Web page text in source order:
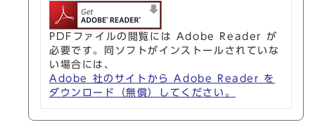
PDFファイルの閲覧には Adobe Reader が
必要です。同ソフトがインストールされていな
い場合には、
Adobe 社のサイトから Adobe Reader を
ダウンロード（無償）してください。